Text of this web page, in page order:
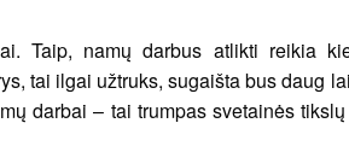
Taip, namų darbus atlikti reikia
tai ilgai užtruks, sugaišta bus daug
darbai – tai trumpas svetainės